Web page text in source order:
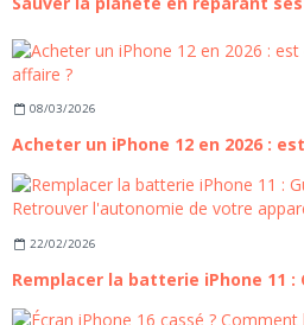
08/03/2026
22/02/2026